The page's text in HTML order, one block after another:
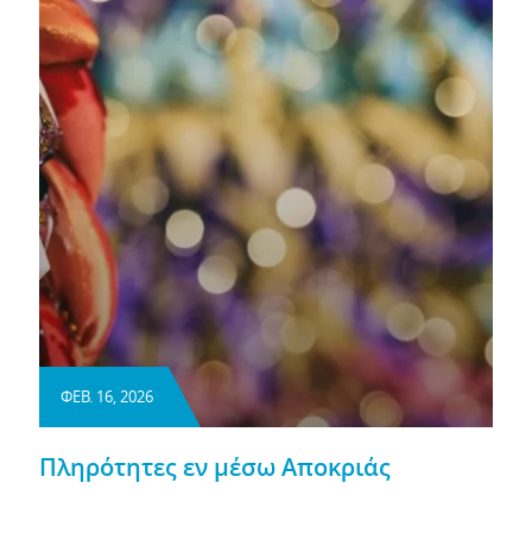
ΦΕΒ. 16, 2026
Πληρότητες εν μέσω Αποκριάς